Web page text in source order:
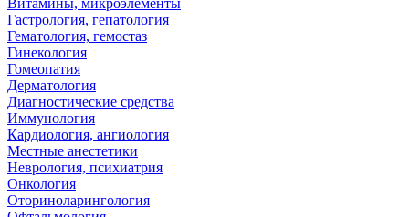
Витамины, микроэлементы
Гастрология, гепатология
Гематология, гемостаз
Гинекология
Гомеопатия
Дерматология
Диагностические средства
Иммунология
Кардиология, ангиология
Местные анестетики
Неврология, психиатрия
Онкология
Оториноларингология